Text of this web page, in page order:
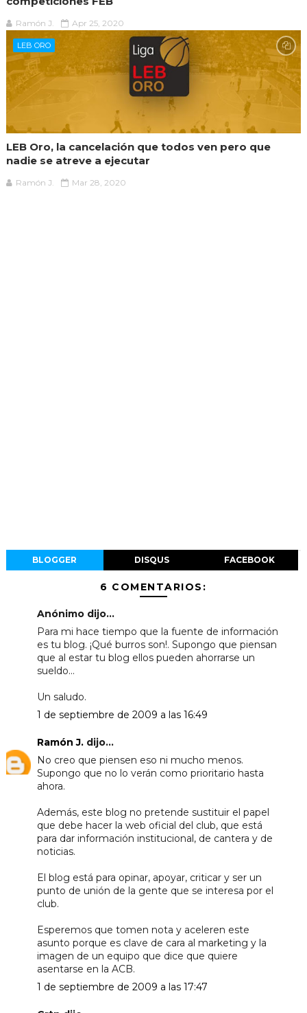
Ramón J. Apr 25, 2020
LEB ORO
LEB Oro, la cancelación que todos ven pero que
nadie se atreve a ejecutar
Ramón J. Mar 28, 2020
BLOGGER DISQUS FACEBOOK
6 COMENTARIOS:
Anónimo dijo...
Para mi hace tiempo que la fuente de información
es tu blog. ¡Qué burros son!. Supongo que piensan
que al estar tu blog ellos pueden ahorrarse un
sueldo...
Un saludo.
1 de septiembre de 2009 a las 16:49
Ramón J.dijo...
No creo que piensen eso ni mucho menos.
Supongo que no lo verán como prioritario hasta
ahora.
Además, este blog no pretende sustituir el papel
que debe hacer la web oficial del club, que está
para dar información institucional, de cantera y de
noticias.
El blog está para opinar, apoyar, criticar y ser un
punto de unión de la gente que se interesa por el
club.
Esperemos que tomen nota y aceleren este
asunto porque es clave de cara al marketing y la
imagen de un equipo que dice que quiere
asentarse en la ACB.
1 de septiembre de 2009 a las 17:47